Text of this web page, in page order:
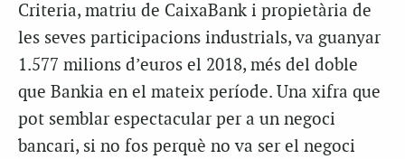
Criteria, matriu de CaixaBank i propietària de
les seves participacions industrials, va guanyar
1.577 milions d’euros el 2018, més del doble
que Bankia en el mateix període. Una xifra que
pot semblar espectacular per a un negoci
bancari, si no fos perquè no va ser el negoci